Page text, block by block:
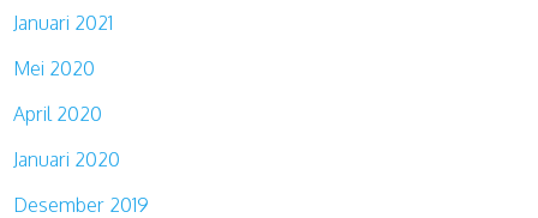
Januari 2021
Mei 2020
April 2020
Januari 2020
Desember 2019